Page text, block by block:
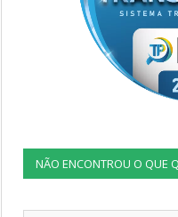
NÃO ENCONTROU O QUE